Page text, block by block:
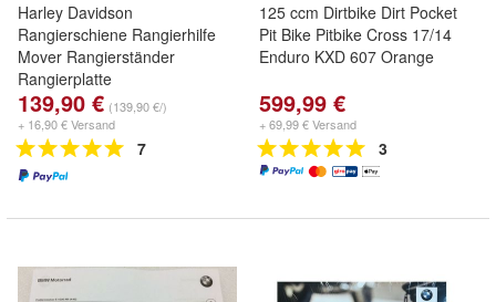
Harley Davidson
Rangierschiene Rangierhilfe
Mover Rangierständer
Rangierplatte
139,90 € (139,90 €/)
+ 16,90 € Versand
7
125 ccm Dirtbike Dirt Pocket
Pit Bike Pitbike Cross 17/14
Enduro KXD 607 Orange
599,99 €
+ 69,99 € Versand
3